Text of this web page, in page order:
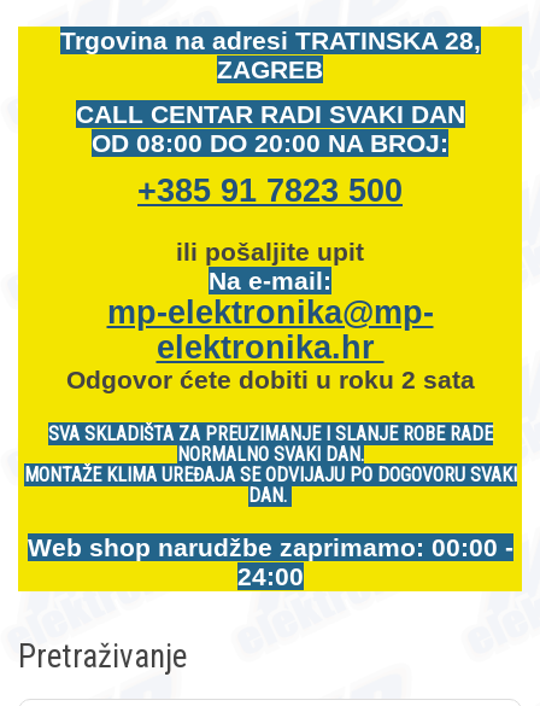
Trgovina na adresi TRATINSKA 28,
ZAGREB
CALL CENTAR RADI SVAKI DAN
OD 08:00 DO 20:00 NA BROJ:
+385 91 7823 500
ili pošaljite upit
Na e-mail:
mp-elektronika@mp-
elektronika.hr
Odgovor ćete dobiti u roku 2 sata
SVA SKLADIŠTA ZA PREUZIMANJE I SLANJE ROBE RADE
NORMALNO SVAKI DAN.
MONTAŽE KLIMA UREĐAJA SE ODVIJAJU PO DOGOVORU SVAKI
DAN.
Web shop narudžbe zaprimamo: 00:00 -
24:00
Pretraživanje